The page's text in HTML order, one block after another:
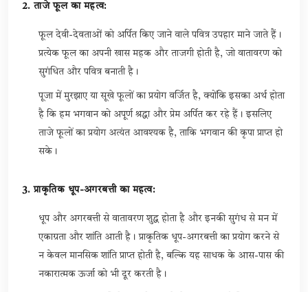
2. ताजे फूल का महत्व:
फूल देवी-देवताओं को अर्पित किए जाने वाले पवित्र उपहार माने जाते हैं।
प्रत्येक फूल का अपनी खास महक और ताजगी होती है, जो वातावरण को
सुगंधित और पवित्र बनाती है।
पूजा में मुरझाए या सूखे फूलों का प्रयोग वर्जित है, क्योंकि इसका अर्थ होता
है कि हम भगवान को अपूर्ण श्रद्धा और प्रेम अर्पित कर रहे हैं। इसलिए
ताजे फूलों का प्रयोग अत्यंत आवश्यक है, ताकि भगवान की कृपा प्राप्त हो
सके।
3. प्राकृतिक धूप-अगरबत्ती का महत्व:
धूप और अगरबत्ती से वातावरण शुद्ध होता है और इनकी सुगंध से मन में
एकाग्रता और शांति आती है। प्राकृतिक धूप-अगरबत्ती का प्रयोग करने से
न केवल मानसिक शांति प्राप्त होती है, बल्कि यह साधक के आस-पास की
नकारात्मक ऊर्जा को भी दूर करती है।